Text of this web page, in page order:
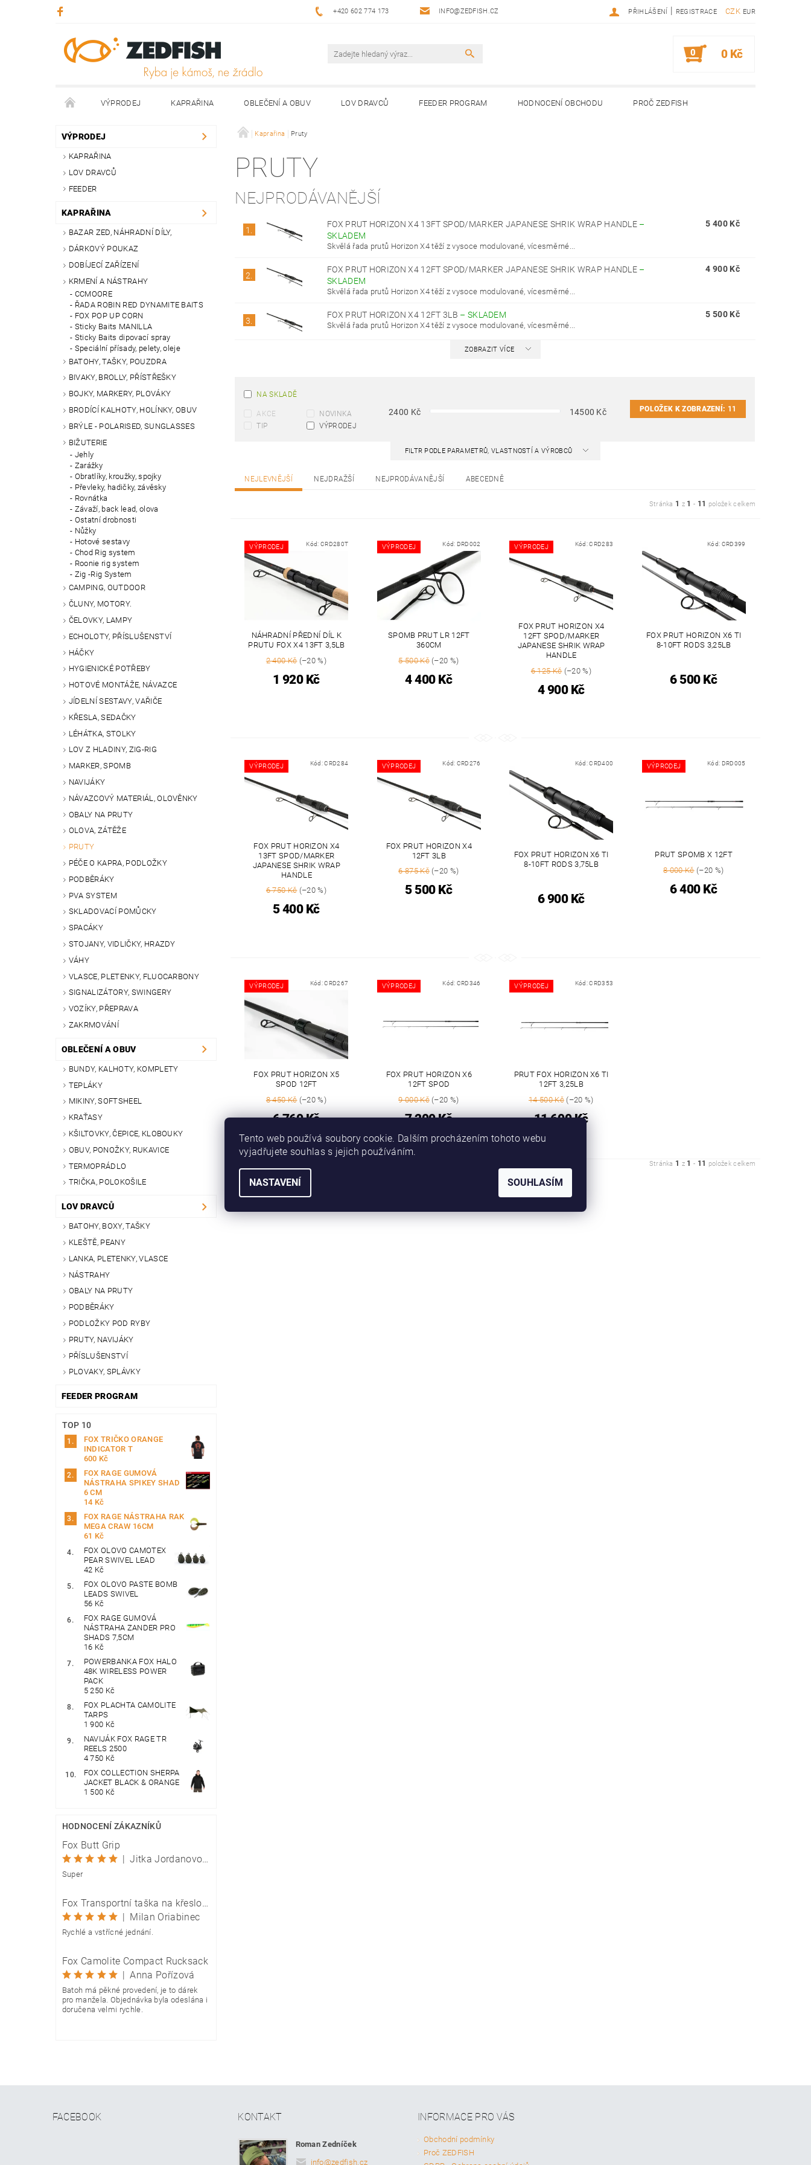
+420 602 774 173 INFO@ZEDFISH.CZ CZK EUR
PŘIHLÁŠENÍ | REGISTRACE
0 0 Kč
VÝPRODEJ KAPRAŘINA OBLEČENÍ A OBUV LOV DRAVCŮ FEEDER PROGRAM HODNOCENÍ OBCHODU PROČ ZEDFISH
KONTAKTY
VÝPRODEJ
KAPRAŘINA
LOV DRAVCŮ
FEEDER
KAPRAŘINA
BAZAR ZED, NÁHRADNÍ DÍLY,
DÁRKOVÝ POUKAZ
DOBÍJECÍ ZAŘÍZENÍ
KRMENÍ A NÁSTRAHY
CCMOORE
ŘADA ROBIN RED DYNAMITE BAITS
FOX POP UP CORN
Sticky Baits MANILLA
Sticky Baits dipovací spray
Speciální přísady, pelety, oleje
BATOHY, TAŠKY, POUZDRA
BIVAKY, BROLLY, PŘÍSTŘEŠKY
BOJKY, MARKERY, PLOVÁKY
BRODÍCÍ KALHOTY, HOLÍNKY, OBUV
BRÝLE - POLARISED, SUNGLASSES
BIŽUTERIE
Jehly
Zarážky
Obratlíky, kroužky, spojky
Převleky, hadičky, závěsky
Rovnátka
Závaží, back lead, olova
Ostatní drobnosti
Nůžky
Hotové sestavy
Chod Rig system
Roonie rig system
Zig -Rig System
CAMPING, OUTDOOR
ČLUNY, MOTORY.
ČELOVKY, LAMPY
ECHOLOTY, PŘÍSLUŠENSTVÍ
HÁČKY
HYGIENICKÉ POTŘEBY
HOTOVÉ MONTÁŽE, NÁVAZCE
JÍDELNÍ SESTAVY, VAŘIČE
KŘESLA, SEDAČKY
LÉHÁTKA, STOLKY
LOV Z HLADINY, ZIG-RIG
MARKER, SPOMB
NAVIJÁKY
NÁVAZCOVÝ MATERIÁL, OLOVĚNKY
OBALY NA PRUTY
OLOVA, ZÁTĚŽE
PRUTY
PÉČE O KAPRA, PODLOŽKY
PODBĚRÁKY
PVA SYSTEM
SKLADOVACÍ POMŮCKY
SPACÁKY
STOJANY, VIDLIČKY, HRAZDY
VÁHY
VLASCE, PLETENKY, FLUOCARBONY
SIGNALIZÁTORY, SWINGERY
VOZÍKY, PŘEPRAVA
ZAKRMOVÁNÍ
OBLEČENÍ A OBUV
BUNDY, KALHOTY, KOMPLETY
TEPLÁKY
MIKINY, SOFTSHEEL
KRAŤASY
KŠILTOVKY, ČEPICE, KLOBOUKY
OBUV, PONOŽKY, RUKAVICE
TERMOPRÁDLO
TRIČKA, POLOKOŠILE
LOV DRAVCŮ
BATOHY, BOXY, TAŠKY
KLEŠTĚ, PEANY
LANKA, PLETENKY, VLASCE
NÁSTRAHY
OBALY NA PRUTY
PODBĚRÁKY
PODLOŽKY POD RYBY
PRUTY, NAVIJÁKY
PŘÍSLUŠENSTVÍ
PLOVAKY, SPLÁVKY
FEEDER PROGRAM
TOP 10
FOX TRIČKO ORANGE
INDICATOR T
600 Kč
FOX RAGE GUMOVÁ
NÁSTRAHA SPIKEY SHAD
6 CM
14 Kč
FOX RAGE NÁSTRAHA RAK
MEGA CRAW 16CM
61 Kč
FOX OLOVO CAMOTEX
PEAR SWIVEL LEAD
42 Kč
FOX OLOVO PASTE BOMB
LEADS SWIVEL
56 Kč
FOX RAGE GUMOVÁ
NÁSTRAHA ZANDER PRO
SHADS 7,5CM
16 Kč
POWERBANKA FOX HALO
48K WIRELESS POWER
PACK
5 250 Kč
FOX PLACHTA CAMOLITE
TARPS
1 900 Kč
NAVIJÁK FOX RAGE TR
REELS 2500
4 750 Kč
FOX COLLECTION SHERPA
JACKET BLACK & ORANGE
1 500 Kč
HODNOCENÍ ZÁKAZNÍKŮ
Fox Butt Grip
|
Jitka Jordanovová
Super
Fox Transportní taška na křeslo Camolite Chair Bag
| Milan Oriabinec
Rychlé a vstřícné jednání.
Fox Camolite Compact Rucksack
| Anna Pořízová
Batoh má pěkné provedení, je to dárek
pro manžela. Objednávka byla odeslána i
doručena velmi rychle.
Kaprařina Pruty
PRUTY
NEJPRODÁVANĚJŠÍ
1.
FOX PRUT HORIZON X4 13FT SPOD/MARKER JAPANESE SHRIK WRAP HANDLE –
SKLADEM
Skvělá řada prutů Horizon X4 těží z vysoce modulované, vícesměrné...
5 400 Kč
2.
FOX PRUT HORIZON X4 12FT SPOD/MARKER JAPANESE SHRIK WRAP HANDLE –
SKLADEM
Skvělá řada prutů Horizon X4 těží z vysoce modulované, vícesměrné...
4 900 Kč
3.
FOX PRUT HORIZON X4 12FT 3LB – SKLADEM
Skvělá řada prutů Horizon X4 těží z vysoce modulované, vícesměrné...
5 500 Kč
ZOBRAZIT VÍCE
NA SKLADĚ
AKCE
NOVINKA
TIP
VÝPRODEJ
2400 Kč 14500 Kč POLOŽEK K ZOBRAZENÍ: 11
FILTR PODLE PARAMETRŮ, VLASTNOSTÍ A VÝROBCŮ
NEJLEVNĚJŠÍ NEJDRAŽŠÍ NEJPRODÁVANĚJŠÍ ABECEDNĚ
Stránka 1 z 1 - 11 položek celkem
VÝPRODEJ Kód:CRD280T
NÁHRADNÍ PŘEDNÍ DÍL K
PRUTU FOX X4 13FT 3,5LB
2 400 Kč(–20 %)
1 920 Kč
VÝPRODEJ Kód: DRD002
SPOMB PRUT LR 12FT
360CM
5 500 Kč(–20 %)
4 400 Kč
VÝPRODEJ Kód:CRD283
FOX PRUT HORIZON X4
12FT SPOD/MARKER
JAPANESE SHRIK WRAP
HANDLE
6 125 Kč(–20 %)
4 900 Kč
Kód: CRD399
FOX PRUT HORIZON X6 TI
8-10FT RODS 3,25LB
6 500 Kč
VÝPRODEJ Kód:CRD284
FOX PRUT HORIZON X4
13FT SPOD/MARKER
JAPANESE SHRIK WRAP
HANDLE
6 750 Kč(–20 %)
5 400 Kč
VÝPRODEJ Kód: CRD276
FOX PRUT HORIZON X4
12FT 3LB
6 875 Kč(–20 %)
5 500 Kč
Kód:CRD400
FOX PRUT HORIZON X6 TI
8-10FT RODS 3,75LB
6 900 Kč
VÝPRODEJ Kód: DRD005
PRUT SPOMB X 12FT
8 000 Kč(–20 %)
6 400 Kč
VÝPRODEJ Kód:CRD267
FOX PRUT HORIZON X5
SPOD 12FT
8 450 Kč(–20 %)
6 760 Kč
VÝPRODEJ Kód: CRD346
FOX PRUT HORIZON X6
12FT SPOD
9 000 Kč(–20 %)
7 200 Kč
VÝPRODEJ Kód:CRD353
PRUT FOX HORIZON X6 TI
12FT 3,25LB
14 500 Kč(–20 %)
11 600 Kč
Stránka 1 z 1 - 11 položek celkem
FACEBOOK KONTAKT
Roman Zedníček
info@zedfish.cz
INFORMACE PRO VÁS
Obchodní podmínky
Proč ZEDFISH
Tento web používá soubory cookie. Dalším procházením tohoto webu
vyjadřujete souhlas s jejich používáním.
NASTAVENÍ SOUHLASÍM